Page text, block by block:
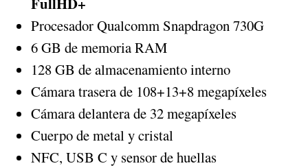
Procesador Qualcomm Snapdragon 730G
6 GB de memoria RAM
128 GB de almacenamiento interno
Cámara trasera de 108+13+8 megapíxeles
Cámara delantera de 32 megapíxeles
Cuerpo de metal y cristal
NFC, USB C y sensor de huellas